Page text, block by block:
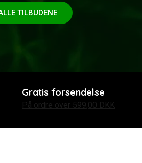
TILBUDENE
Gratis forsendelse
På ordre over 599,00 DKK